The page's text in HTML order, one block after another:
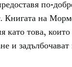
по-
Книгата на
като това,
и